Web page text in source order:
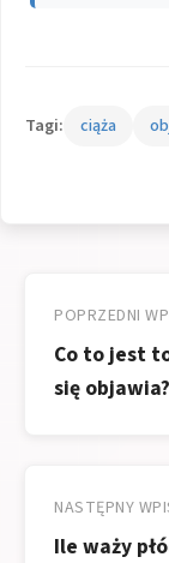
Tagi: ciąża
wpisu
POPRZEDNI
Co to jest
się objawia?
NASTĘPNY
Ile waży